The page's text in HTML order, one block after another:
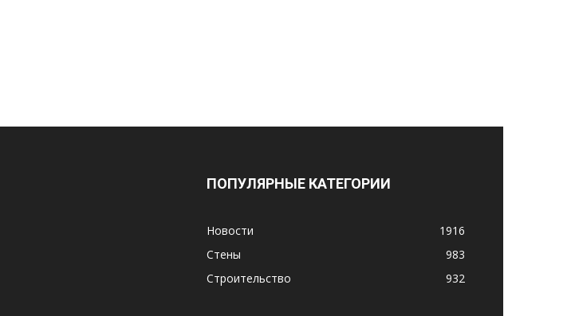
ПОПУЛЯРНЫЕ КАТЕГОРИИ
Новости
1916
Стены
983
Строительство
932